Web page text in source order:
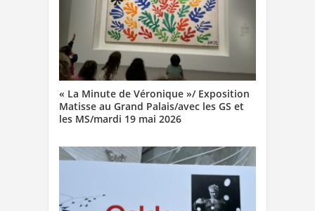
« La Minute de Véronique »/ Exposition
Matisse au Grand Palais/avec les GS et
les MS/mardi 19 mai 2026